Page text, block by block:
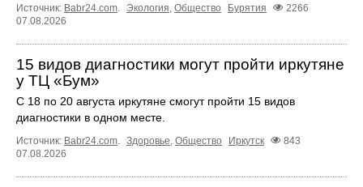
Источник: Babr24.com Экология Общество Бурятия
2266
07.08.2026
15 видов диагностики могут пройти иркутяне
у ТЦ «Бум»
С 18 по 20 августа иркутяне смогут пройти 15 видов
диагностики в одном месте.
Источник: Babr24.com. Здоровье, Общество Иркутск
843
07.08.2026